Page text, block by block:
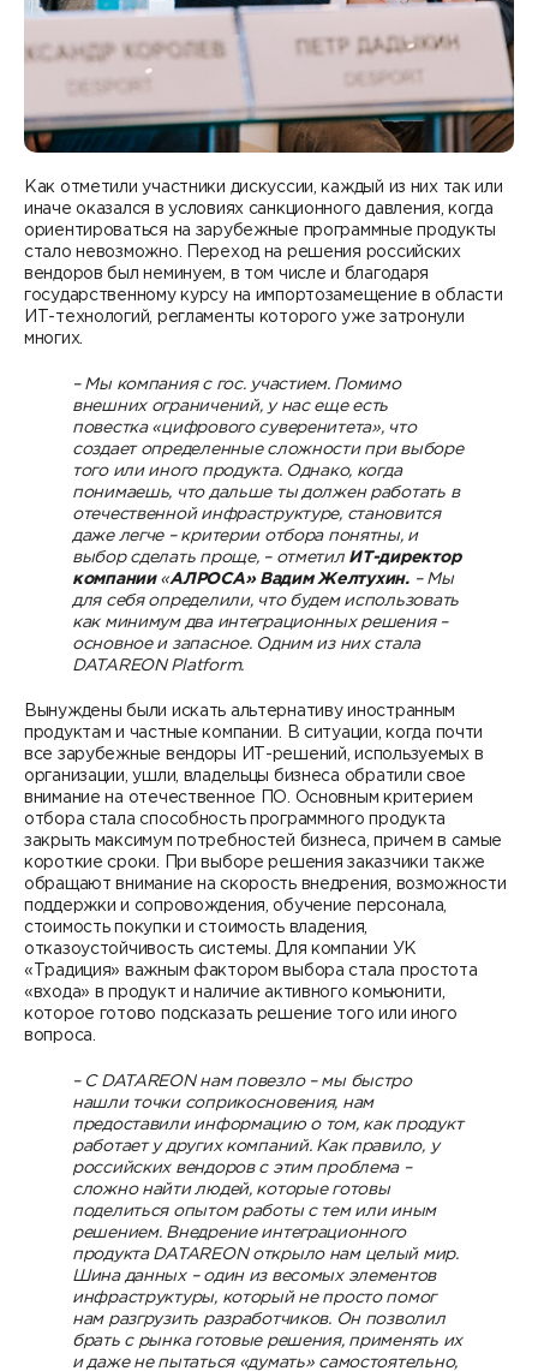
Как отметили участники дискуссии, каждый из них так или
иначе оказался в условиях санкционного давления, когда
ориентироваться на зарубежные программные продукты
стало невозможно. Переход на решения российских
вендоров был неминуем, в том числе и благодаря
государственному курсу на импортозамещение в области
ИТ-технологий, регламенты которого уже затронули
многих.
– Мы компания с гос. участием. Помимо
внешних ограничений, у нас еще есть
повестка «цифрового суверенитета», что
создает определенные сложности при выборе
того или иного продукта. Однако, когда
понимаешь, что дальше ты должен работать в
отечественной инфраструктуре, становится
даже легче – критерии отбора понятны, и
выбор сделать проще, – отметил ИТ-директор
компании «АЛРОСА» Вадим Желтухин.– Мы
для себя определили, что будем использовать
как минимум два интеграционных решения –
основное и запасное. Одним из них стала
DATAREON Platform.
Вынуждены были искать альтернативу иностранным
продуктам и частные компании. В ситуации, когда почти
все зарубежные вендоры ИТ-решений, используемых в
организации, ушли, владельцы бизнеса обратили свое
внимание на отечественное ПО. Основным критерием
отбора стала способность программного продукта
закрыть максимум потребностей бизнеса, причем в самые
короткие сроки. При выборе решения заказчики также
обращают внимание на скорость внедрения, возможности
поддержки и сопровождения, обучение персонала,
стоимость покупки и стоимость владения,
отказоустойчивость системы. Для компании УК
«Традиция» важным фактором выбора стала простота
«входа» в продукт и наличие активного комьюнити,
которое готово подсказать решение того или иного
вопроса.
– С DATAREON нам повезло – мы быстро
нашли точки соприкосновения, нам
предоставили информацию о том, как продукт
работает у других компаний. Как правило, у
российских вендоров с этим проблема –
сложно найти людей, которые готовы
поделиться опытом работы с тем или иным
решением. Внедрение интеграционного
продукта DATAREON открыло нам целый мир.
Шина данных – один из весомых элементов
инфраструктуры, который не просто помог
нам разгрузить разработчиков. Он позволил
брать с рынка готовые решения, применять их
и даже не пытаться «думать» самостоятельно,